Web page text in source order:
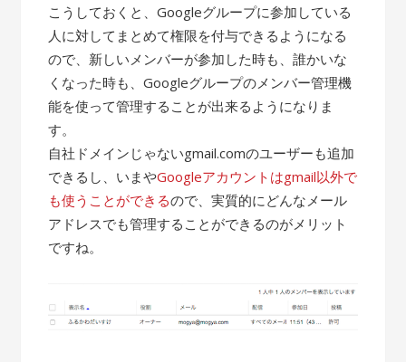
こうしておくと、Googleグループに参加している
人に対してまとめて権限を付与できるようになる
ので、新しいメンバーが参加した時も、誰かいな
くなった時も、Googleグループのメンバー管理機
能を使って管理することが出来るようになりま
す。
自社ドメインじゃないgmail.comのユーザーも追加
できるし、いまやGoogleアカウントはgmail以外で
も使うことができるので、実質的にどんなメール
アドレスでも管理することができるのがメリット
ですね。